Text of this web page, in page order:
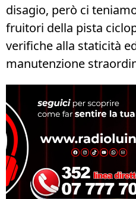
disagio, però ci
fruitori della pista
verifiche alla staticità
manutenzione